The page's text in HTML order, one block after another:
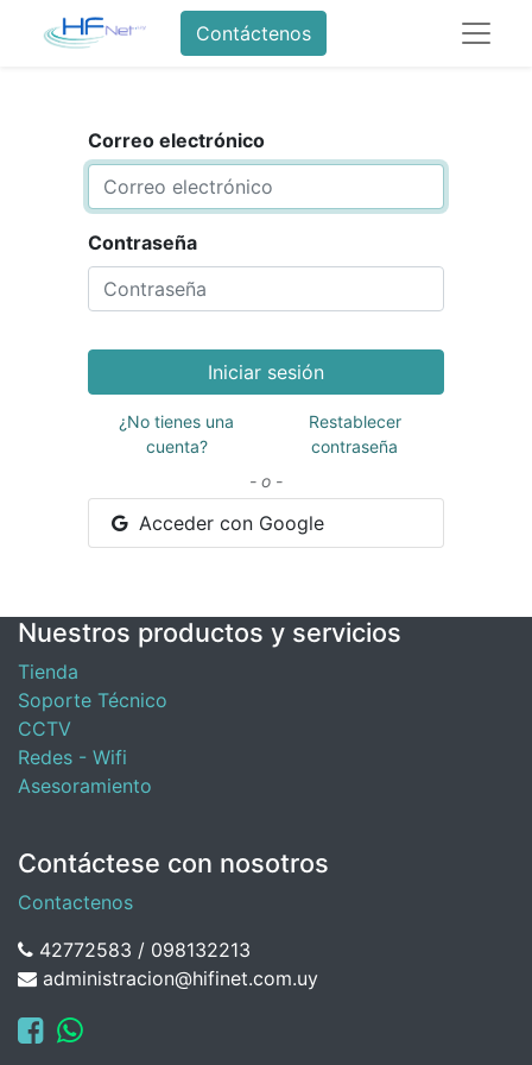
Contáctenos
Correo electrónico
Contraseña
Iniciar sesión
¿No tienes una
cuenta?
Restablecer
contraseña
- o -
Acceder con Google
Nuestros productos y servicios
Tienda
Soporte Técnico
CCTV
Redes - Wifi
Asesoramiento
Contáctese con nosotros
Contactenos
42772583 / 098132213
administracion@hifinet.com.uy